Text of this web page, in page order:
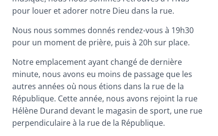
pour louer et adorer notre Dieu dans la rue.
Nous nous sommes donnés rendez-vous à 19h30
pour un moment de prière, puis à 20h sur place.
Notre emplacement ayant changé de dernière
minute, nous avons eu moins de passage que les
autres années où nous étions dans la rue de la
République. Cette année, nous avons rejoint la rue
Hélène Durand devant le magasin de sport, une rue
perpendiculaire à la rue de la République.